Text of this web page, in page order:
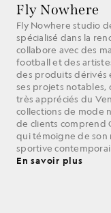
Fly Nowhere
Fly Nowhere studio
spécialisé dans la
collabore avec des
football et des
des produits dérivés
ses projets notables,
très appréciés du
collections de mode
de clients comprend
qui témoigne de son
sportive
En savoir plus